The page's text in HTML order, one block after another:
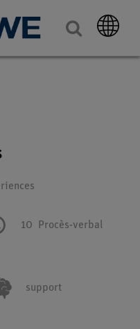
10 Procès-verbal
support